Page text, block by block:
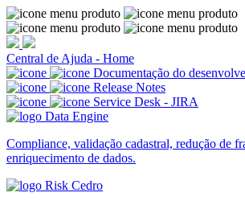
Central de Ajuda - Home
Documentação do
Release Notes
Service Desk - JIRA
Compliance, validação cadastral, redução de
enriquecimento de dados.